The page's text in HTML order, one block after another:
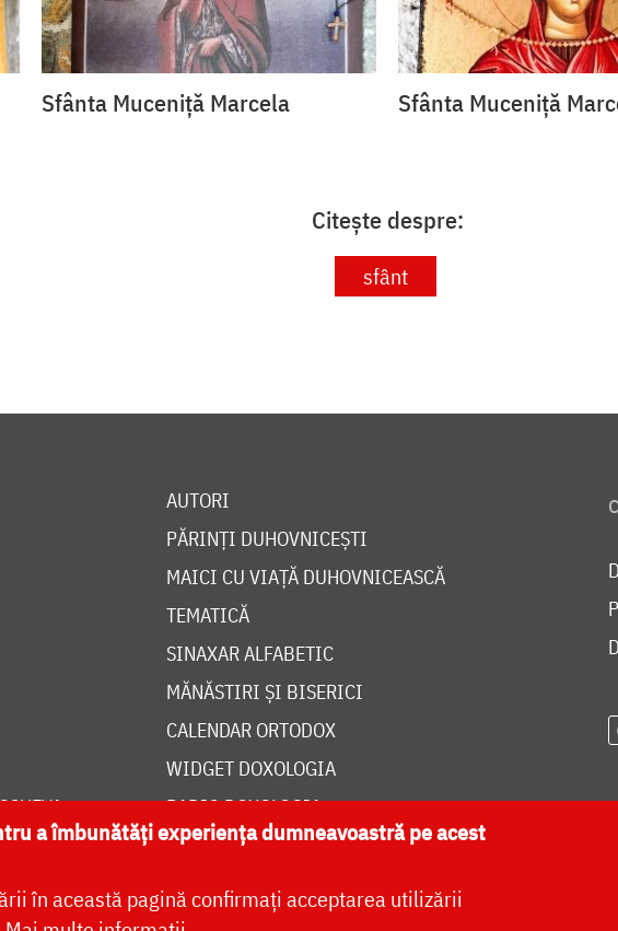
Sfânta Muceniță Marcela Sfânta Muceniță
Citește despre:
sfânt
AUTORI
PĂRINȚI DUHOVNICEȘTI
MAICI CU VIAȚĂ DUHOVNICEASCĂ
TEMATICĂ
SINAXAR ALFABETIC
MĂNĂSTIRI ȘI BISERICI
CALENDAR ORTODOX
WIDGET DOXOLOGIA
RADIO DOXOLOGIA
a îmbunătăți experiența dumneavoastră pe acest
în această pagină confirmați acceptarea utilizării